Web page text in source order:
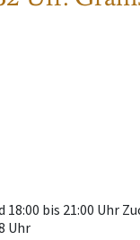
bis 21:00 Uhr
Uhr